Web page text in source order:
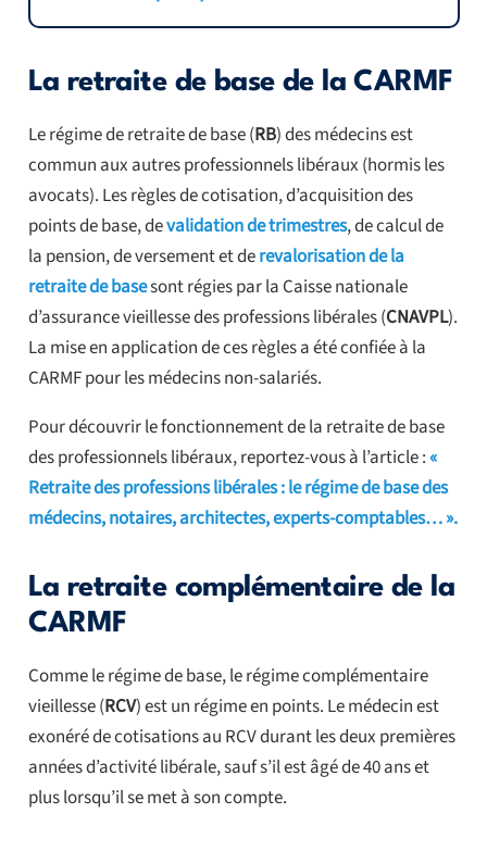
La retraite de base de la CARMF
Le régime de retraite de base (RB) des médecins est
commun aux autres professionnels libéraux (hormis les
avocats). Les règles de cotisation, d’acquisition des
points de base, devalidation de trimestres, de calcul de
la pension, de versement et derevalorisation de la
retraite de basesont régies par la Caisse nationale
d’assurance vieillesse des professions libérales (CNAVPL).
La mise en application de ces règles a été confiée à la
CARMF pour les médecins non-salariés.
Pour découvrir le fonctionnement de la retraite de base
des professionnels libéraux, reportez-vous à l’article :«
Retraite des professions libérales : le régime de base des
médecins, notaires, architectes, experts-comptables… ».
La retraite complémentaire de la
CARMF
Comme le régime de base, le régime complémentaire
vieillesse (RCV) est un régime en points. Le médecin est
exonéré de cotisations au RCV durant les deux premières
années d’activité libérale, sauf s’il est âgé de 40 ans et
plus lorsqu’il se met à son compte.